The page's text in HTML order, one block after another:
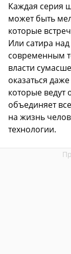
Каждая серия
может быть
которые
Или сатира
современным
власти
оказаться
которые ведут
объединяет
на жизнь
технологии.